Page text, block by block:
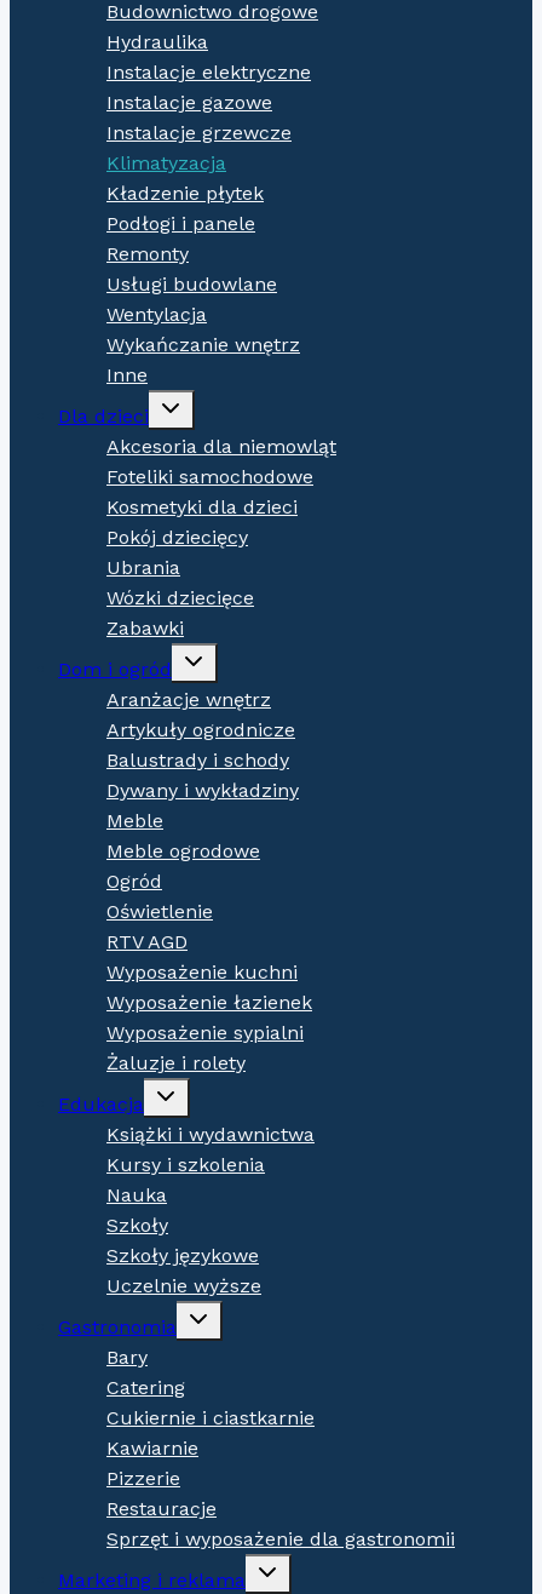
Budownictwo drogowe
Hydraulika
Instalacje elektryczne
Instalacje gazowe
Instalacje grzewcze
Klimatyzacja
Kładzenie płytek
Podłogi i panele
Remonty
Usługi budowlane
Wentylacja
Wykańczanie wnętrz
Inne
Dla dzieci
Expand
menu
Akcesoria dla niemowląt
Foteliki samochodowe
Kosmetyki dla dzieci
Pokój dziecięcy
Ubrania
Wózki dziecięce
Zabawki
Dom i ogród
Expand
menu
Aranżacje wnętrz
Artykuły ogrodnicze
Balustrady i schody
Dywany i wykładziny
Meble
Meble ogrodowe
Ogród
Oświetlenie
RTV AGD
Wyposażenie kuchni
Wyposażenie łazienek
Wyposażenie sypialni
Żaluzje i rolety
Edukacja
Expand
menu
Książki i wydawnictwa
Kursy i szkolenia
Nauka
Szkoły
Szkoły językowe
Uczelnie wyższe
Gastronomia
Expand
Bary
Catering
Cukiernie i ciastkarnie
Kawiarnie
Pizzerie
Restauracje
Sprzęt i wyposażenie dla gastronomii
Marketing i reklama
Expand